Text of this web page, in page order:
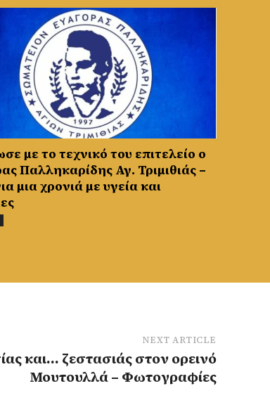
με το τεχνικό του επιτελείο ο
Παλληκαρίδης Αγ. Τριμιθιάς –
μια χρονιά με υγεία και
NEXT ARTICLE
και… ζεστασιάς στον ορεινό
Μουτουλλά – Φωτογραφίες